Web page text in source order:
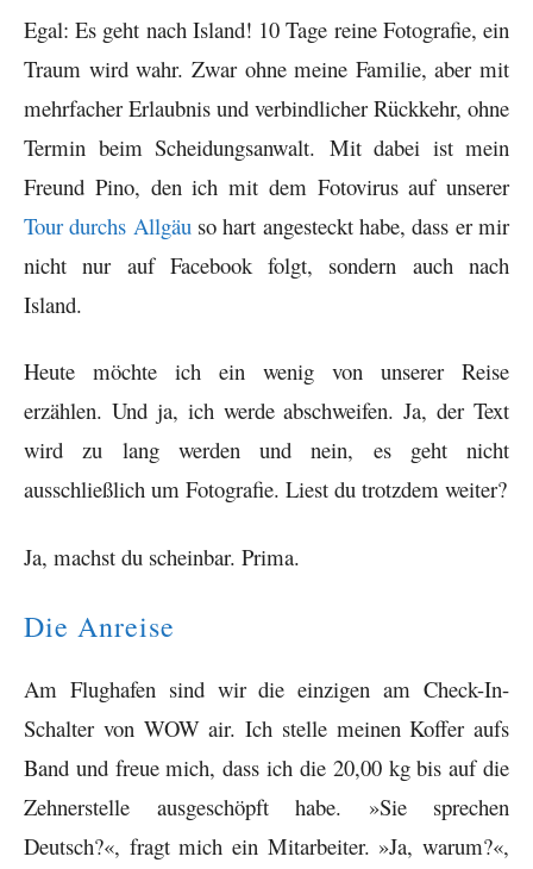
Egal: Es geht nach Island! 10 Tage reine Fotografie, ein
Traum wird wahr. Zwar ohne meine Familie, aber mit
mehrfacher Erlaubnis und verbindlicher Rückkehr, ohne
Termin beim Scheidungsanwalt. Mit dabei ist mein
Freund Pino, den ich mit dem Fotovirus auf unserer
Tour durchs Allgäu so hart angesteckt habe, dass er mir
nicht nur auf Facebook folgt, sondern auch nach
Island.
Heute möchte ich ein wenig von unserer Reise
erzählen. Und ja, ich werde abschweifen. Ja, der Text
wird zu lang werden und nein, es geht nicht
ausschließlich um Fotografie. Liest du trotzdem weiter?
Ja, machst du scheinbar. Prima.
Die Anreise
Am Flughafen sind wir die einzigen am Check-In-
Schalter von WOW air. Ich stelle meinen Koffer aufs
Band und freue mich, dass ich die 20,00 kg bis auf die
Zehnerstelle ausgeschöpft habe. »Sie sprechen
Deutsch?«, fragt mich ein Mitarbeiter. »Ja, warum?«,